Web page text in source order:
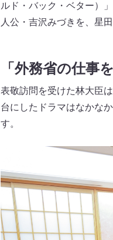
ルド・バック・ベター）
人公・吉沢みづきを、星
「外務省の仕事
表敬訪問を受けた林大臣
台にしたドラマはなかな
す。